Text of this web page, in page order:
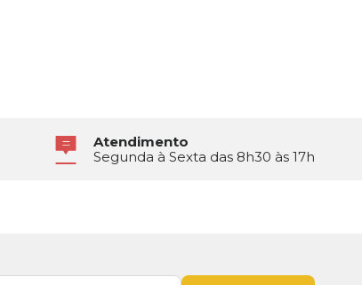
Atendimento
Segunda à Sexta das 8h30 às 17h